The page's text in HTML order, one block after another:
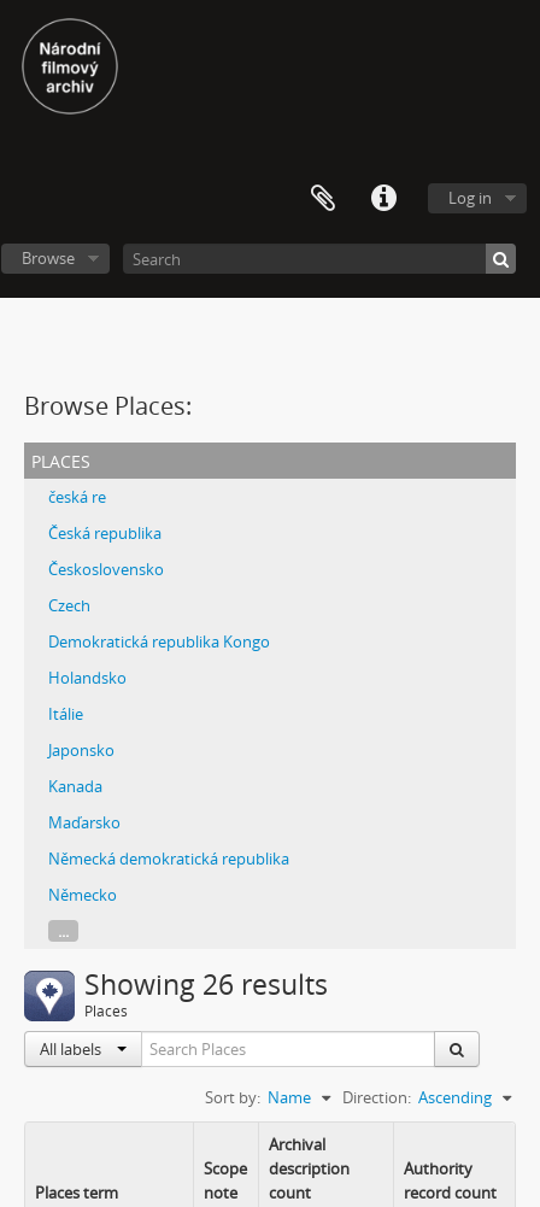
Log in
Browse
Browse Places:
places
česká re
Česká republika
Československo
Czech
Demokratická republika Kongo
Holandsko
Itálie
Japonsko
Kanada
Maďarsko
Německá demokratická republika
Německo
...
Showing 26 results
Places
All labels
Sort by: Name Direction: Ascending
Places term
Scope
note
Archival
description
count
Authority
record count